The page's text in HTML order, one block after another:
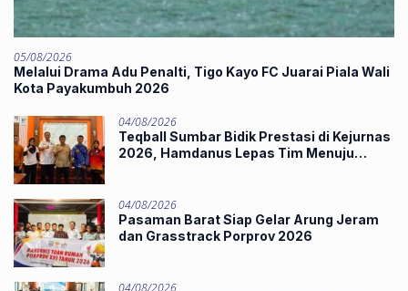
05/08/2026
Melalui Drama Adu Penalti, Tigo Kayo FC Juarai Piala Wali
Kota Payakumbuh 2026
04/08/2026
Teqball Sumbar Bidik Prestasi di Kejurnas
2026, Hamdanus Lepas Tim Menuju
04/08/2026
Pasaman Barat Siap Gelar Arung Jeram
dan Grasstrack Porprov 2026
04/08/2026